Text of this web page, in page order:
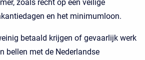
zoals recht op een veilige
en het minimumloon.
betaald krijgen of gevaarlijk werk
bellen met de Nederlandse